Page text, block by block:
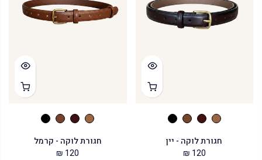
חגורת לוקה - יין
120 ₪
חגורת לוקה - קרמל
120 ₪